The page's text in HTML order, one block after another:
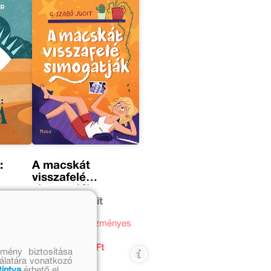
A macskát
visszafelé
simogatják
G. Szabó Judit
2 999
Ft
Kedvezményes
1 799 Ft
biztosítása
vonatkozó